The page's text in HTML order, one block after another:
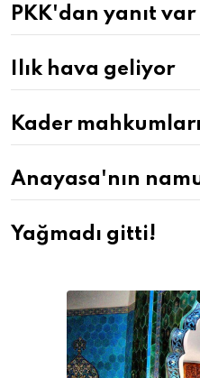
PKK'dan yanıt var
Ilık hava geliyor
Kader
Anayasa'nın
Yağmadı gitti!